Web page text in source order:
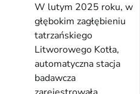
W lutym 2025 roku, w
głębokim zagłębieniu
tatrzańskiego
Litworowego Kotła,
automatyczna stacja
badawcza